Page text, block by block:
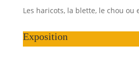
Les haricots, la blette, le chou ou
Exposition